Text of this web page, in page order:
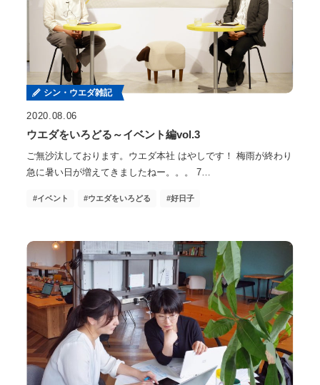
シン・ウエダ雑記
2020.08.06
ウエダをいろどる～イベント編vol.3
ご無沙汰しております。ウエダ本社 はやしです！ 梅雨が終わり
急に暑い日が増えてきましたねー。。。 7…
イベント ウエダをいろどる 好日子